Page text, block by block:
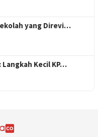
yang Direvi…
Kecil KP…